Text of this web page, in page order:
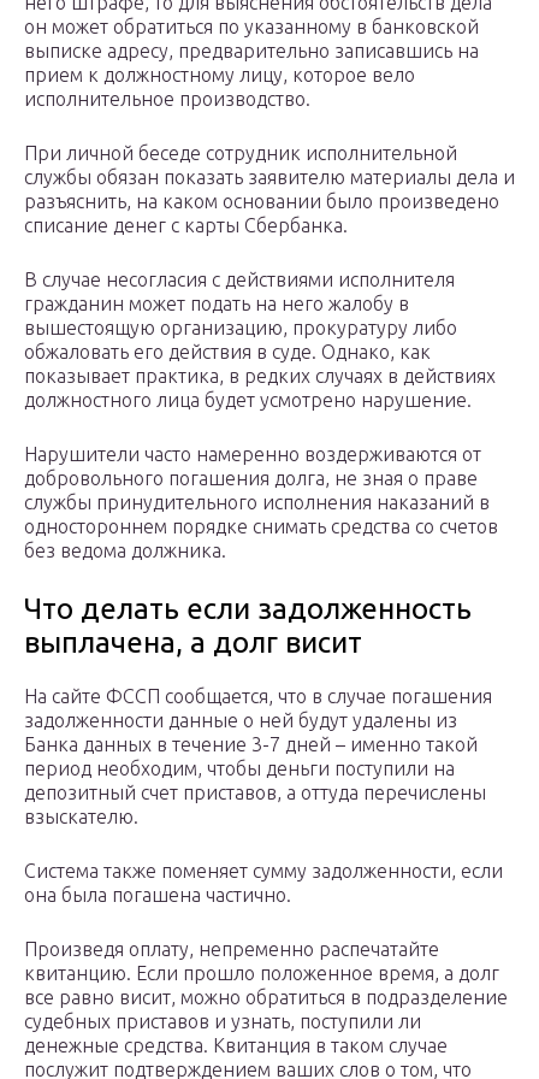
он может обратиться по указанному в банковской
выписке адресу, предварительно записавшись на
прием к должностному лицу, которое вело
исполнительное производство.
При личной беседе сотрудник исполнительной
службы обязан показать заявителю материалы дела и
разъяснить, на каком основании было произведено
списание денег с карты Сбербанка.
В случае несогласия с действиями исполнителя
гражданин может подать на него жалобу в
вышестоящую организацию, прокуратуру либо
обжаловать его действия в суде. Однако, как
показывает практика, в редких случаях в действиях
должностного лица будет усмотрено нарушение.
Нарушители часто намеренно воздерживаются от
добровольного погашения долга, не зная о праве
службы принудительного исполнения наказаний в
одностороннем порядке снимать средства со счетов
без ведома должника.
Что делать если задолженность
выплачена, а долг висит
На сайте ФССП сообщается, что в случае погашения
задолженности данные о ней будут удалены из
Банка данных в течение 3-7 дней – именно такой
период необходим, чтобы деньги поступили на
депозитный счет приставов, а оттуда перечислены
взыскателю.
Система также поменяет сумму задолженности, если
она была погашена частично.
Произведя оплату, непременно распечатайте
квитанцию. Если прошло положенное время, а долг
все равно висит, можно обратиться в подразделение
судебных приставов и узнать, поступили ли
денежные средства. Квитанция в таком случае
послужит подтверждением ваших слов о том, что